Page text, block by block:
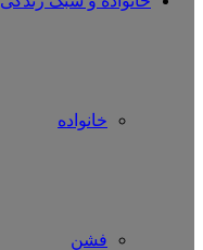
خانواده
فشن